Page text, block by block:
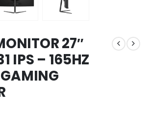
27″
IPS – 165HZ